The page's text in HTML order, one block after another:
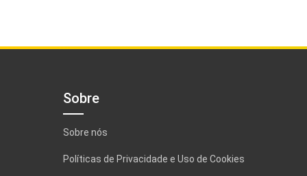
Sobre
Sobre nós
Políticas de Privacidade e Uso de Cookies